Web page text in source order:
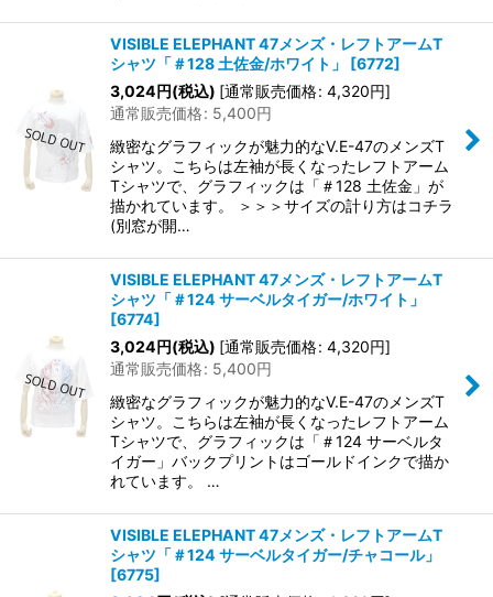
VISIBLE ELEPHANT 47メンズ・レフトアームT
シャツ「＃128 土佐金/ホワイト」
[6772]
3,024円(税込) [通常販売価格: 4,320円]
通常販売価格: 5,400円
緻密なグラフィックが魅力的なV.E-47のメンズT
シャツ。こちらは左袖が長くなったレフトアーム
Tシャツで、グラフィックは「＃128 土佐金」が
描かれています。 ＞＞＞サイズの計り方はコチラ
(別窓が開…
VISIBLE ELEPHANT 47メンズ・レフトアームT
シャツ「＃124 サーベルタイガー/ホワイト」
[6774]
3,024円(税込) [通常販売価格: 4,320円]
通常販売価格: 5,400円
緻密なグラフィックが魅力的なV.E-47のメンズT
シャツ。こちらは左袖が長くなったレフトアーム
Tシャツで、グラフィックは「＃124 サーベルタ
イガー」バックプリントはゴールドインクで描か
れています。 …
VISIBLE ELEPHANT 47メンズ・レフトアームT
シャツ「＃124 サーベルタイガー/チャコール」
[6775]